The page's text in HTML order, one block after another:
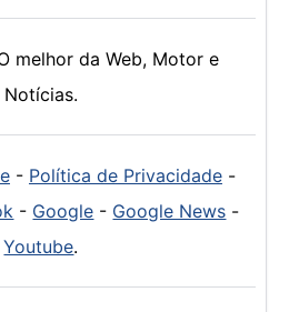
melhor da Web, Motor e
Notícias.
- Política de Privacidade-
- Google - Google News -
Youtube.